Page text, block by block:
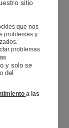
sitio
que nos
problemas y
problemas
y solo se
del
a las